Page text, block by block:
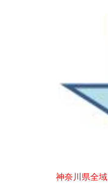
神奈川県全域